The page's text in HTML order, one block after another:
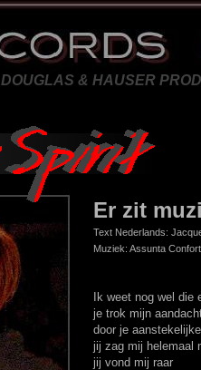
Er zit
Text Nederlands:
Muziek: Assunta
Ik weet nog wel
je trok mijn
door je
jij zag mij helemaal
jij vond mij raar
DOUGLAS & HAUSER